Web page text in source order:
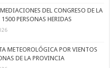
DEL CONGRESO DE LA
PERSONAS HERIDAS
METEOROLÓGICA POR VIENTOS
DE LA PROVINCIA